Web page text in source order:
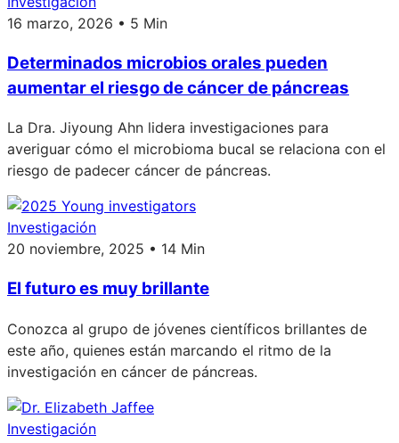
16 marzo, 2026 • 5 Min
Determinados microbios orales pueden
aumentar el riesgo de cáncer de páncreas
La Dra. Jiyoung Ahn lidera investigaciones para
averiguar cómo el microbioma bucal se relaciona con el
riesgo de padecer cáncer de páncreas.
Investigación
20 noviembre, 2025 • 14 Min
El futuro es muy brillante
Conozca al grupo de jóvenes científicos brillantes de
este año, quienes están marcando el ritmo de la
investigación en cáncer de páncreas.
Investigación